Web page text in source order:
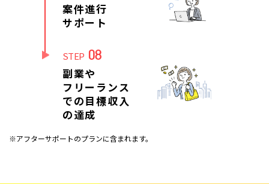
案件進行
サポート
STEP 08
副業や
フリーランス
での目標収入
の達成
※アフターサポートのプランに含まれます。